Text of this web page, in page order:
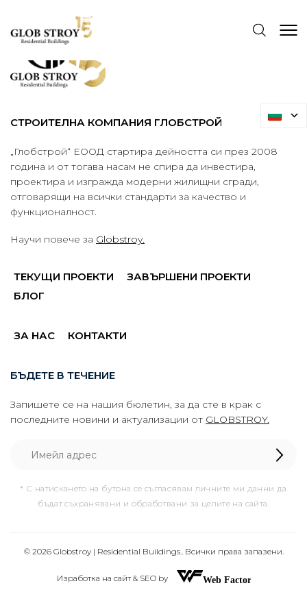
СТРОИТЕЛНА КОМПАНИЯ ГЛОБСТРОЙ
„Глобстрой“ ЕООД стартира дейността си през 2008
година и от тогава насам не спира да инвестира,
проектира и изгражда модерни жилищни сгради,
отговарящи на всички стандарти за качество и
функционалност.
Научи повече за Globstroy.
ТЕКУЩИ ПРОЕКТИ
ЗАВЪРШЕНИ ПРОЕКТИ
БЛОГ
ЗА НАС КОНТАКТИ
БЪДЕТЕ В ТЕЧЕНИЕ
Запишете се на нашия бюлетин, за да сте в крак с
последните новини и актуализации от GLOBSTROY.
* С натискането на бутона се съгласявам личните ми данни да
бъдат съхранявани и обработвани за целите на сайта.
© 2026 Globstroy | Residential Buildings.. Всички права запазени.
Изработка на сайт & SEO by